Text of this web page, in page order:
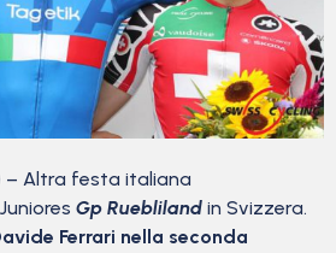
– Altra festa italiana
Gp Ruebliland in Svizzera.
Ferrari nella seconda